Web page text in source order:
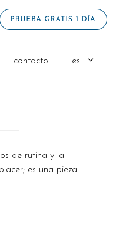
contacto es
de rutina y la
es una pieza